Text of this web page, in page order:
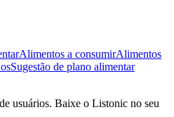
Alimentos a consumirAlimentos
Sugestão de plano alimentar
usuários. Baixe o Listonic no seu